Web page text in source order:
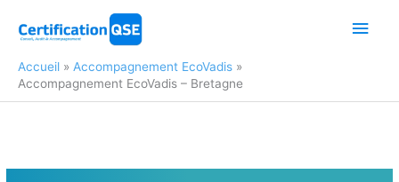
Accueil
Accompagnement EcoVadis
Accompagnement EcoVadis – Bretagne